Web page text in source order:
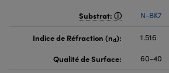
Substrat:
N-BK7
Indice de Réfraction (nd):
1.516
Qualité de Surface:
60-40